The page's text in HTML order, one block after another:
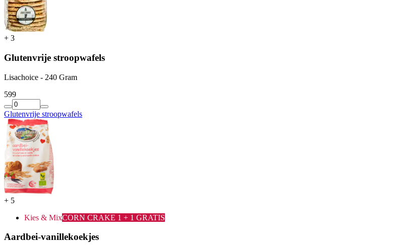
+ 3
Glutenvrije stroopwafels
Lisachoice - 240 Gram
599
Glutenvrije stroopwafels
+ 5
Kies & MixCORN CRAKE 1 + 1 GRATIS
Aardbei-vanillekoekjes